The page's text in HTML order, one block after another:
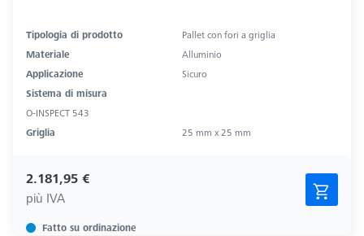
Tipologia di prodotto
Pallet con fori a griglia
Materiale
Alluminio
Applicazione
Sicuro
Sistema di misura
O-INSPECT 543
Griglia
25 mm x 25 mm
2.181,95 €
più IVA
Fatto su ordinazione